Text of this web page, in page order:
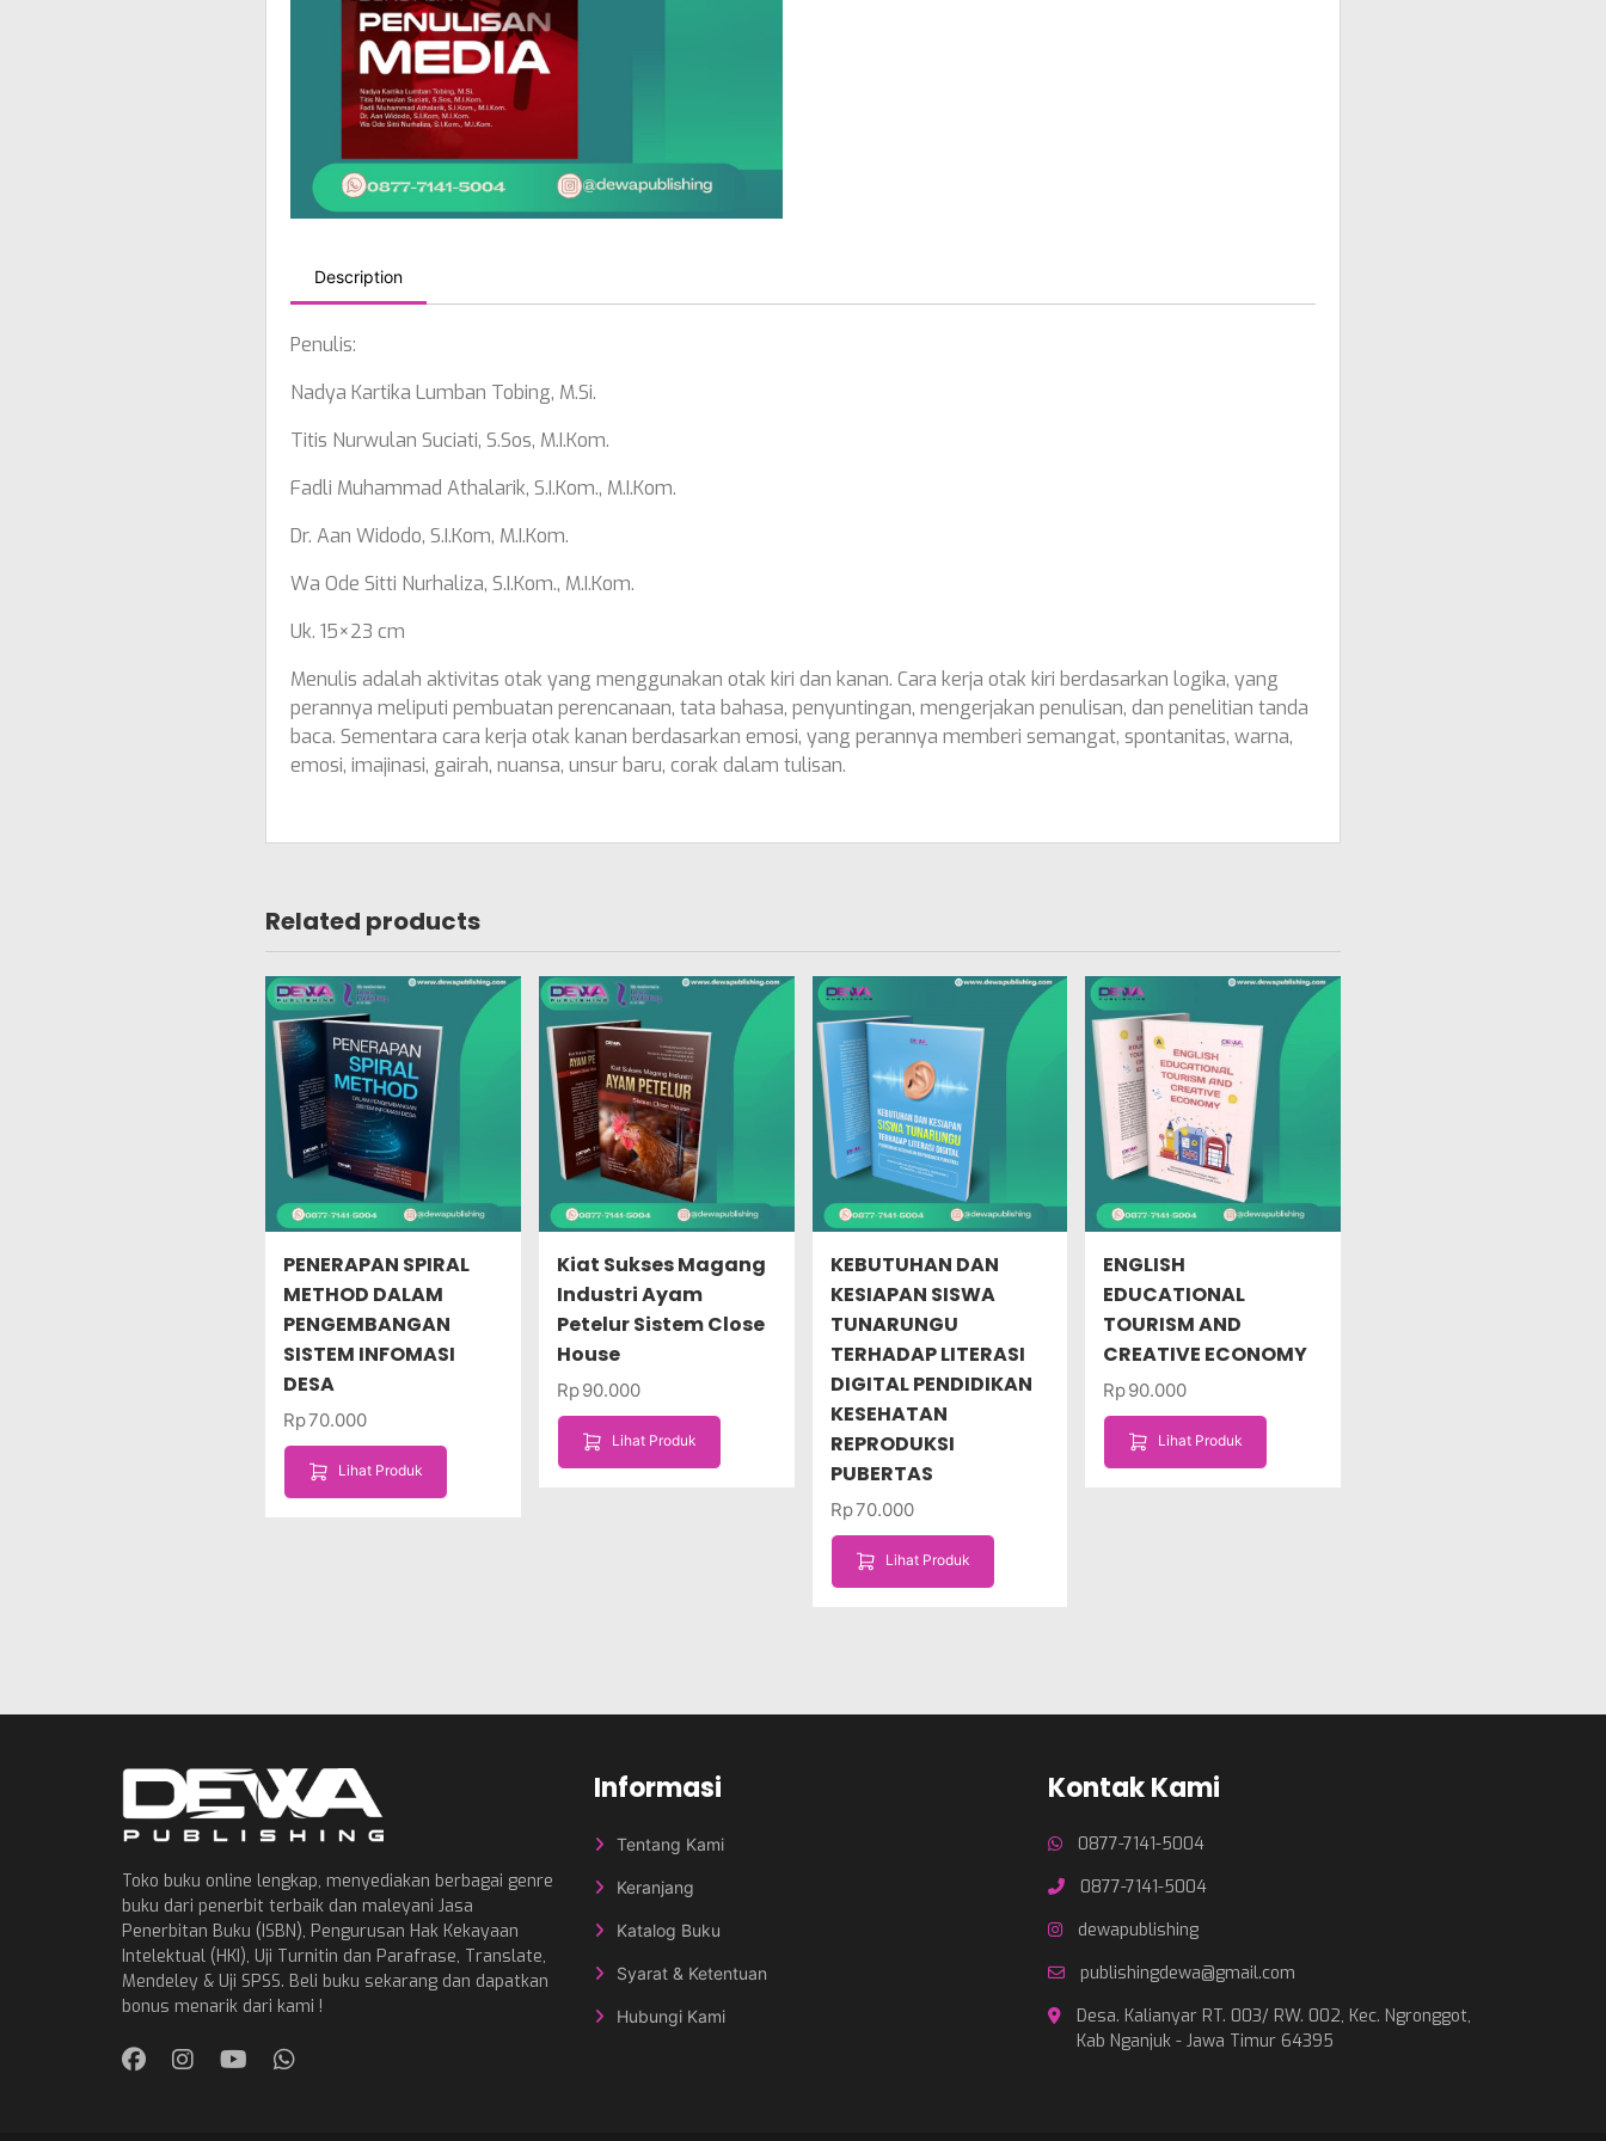
Description
Penulis:
Nadya Kartika Lumban Tobing, M.Si.
Titis Nurwulan Suciati, S.Sos, M.I.Kom.
Fadli Muhammad Athalarik, S.I.Kom., M.I.Kom.
Dr. Aan Widodo, S.I.Kom, M.I.Kom.
Wa Ode Sitti Nurhaliza, S.I.Kom., M.I.Kom.
Uk. 15×23 cm
Menulis adalah aktivitas otak yang menggunakan otak kiri dan kanan. Cara kerja otak kiri berdasarkan logika, yang
perannya meliputi pembuatan perencanaan, tata bahasa, penyuntingan, mengerjakan penulisan, dan penelitian tanda
baca. Sementara cara kerja otak kanan berdasarkan emosi, yang perannya memberi semangat, spontanitas, warna,
emosi, imajinasi, gairah, nuansa, unsur baru, corak dalam tulisan.
Related products
PENERAPAN SPIRAL
METHOD DALAM
PENGEMBANGAN
SISTEM INFOMASI
DESA
Rp70.000
Lihat Produk
Kiat Sukses Magang
Industri Ayam
Petelur Sistem Close
House
Rp90.000
Lihat Produk
KEBUTUHAN DAN
KESIAPAN SISWA
TUNARUNGU
TERHADAP LITERASI
DIGITAL PENDIDIKAN
KESEHATAN
REPRODUKSI
PUBERTAS
Rp70.000
Lihat Produk
ENGLISH
EDUCATIONAL
TOURISM AND
CREATIVE ECONOMY
Rp90.000
Lihat Produk
Toko buku online lengkap, menyediakan berbagai genre
buku dari penerbit terbaik dan maleyani Jasa
Penerbitan Buku (ISBN), Pengurusan Hak Kekayaan
Intelektual (HKI), Uji Turnitin dan Parafrase, Translate,
Mendeley & Uji SPSS. Beli buku sekarang dan dapatkan
bonus menarik dari kami !
Informasi
Tentang Kami
Keranjang
Katalog Buku
Syarat & Ketentuan
Hubungi Kami
Kontak Kami
0877-7141-5004
0877-7141-5004
dewapublishing
publishingdewa@gmail.com
Desa. Kalianyar RT. 003/ RW. 002, Kec. Ngronggot,
Kab Nganjuk - Jawa Timur 64395